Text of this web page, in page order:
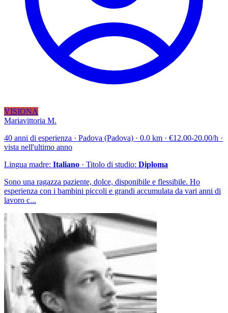
VISIONA
Mariavittoria M.
40 anni di esperienza · Padova (Padova) · 0.0 km · €12.00-20.00/h ·
vista nell'ultimo anno
Lingua madre: Italiano · Titolo di studio: Diploma
Sono una ragazza paziente, dolce, disponibile e flessibile. Ho
esperienza con i bambini piccoli e grandi accumulata da vari anni di
lavoro c...